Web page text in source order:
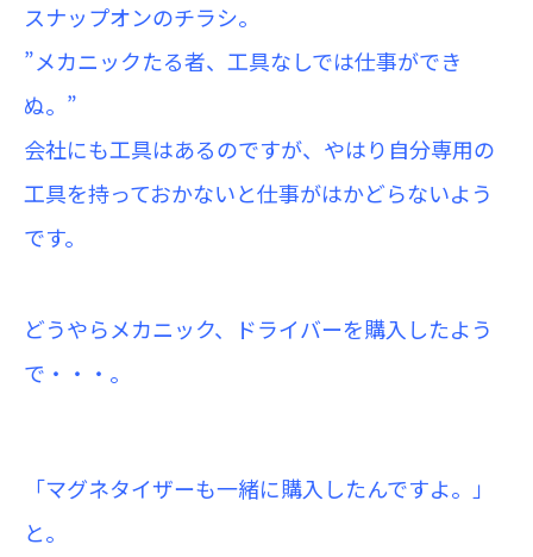
スナップオンのチラシ。
”メカニックたる者、工具なしでは仕事ができ
ぬ。”
会社にも工具はあるのですが、やはり自分専用の
工具を持っておかないと仕事がはかどらないよう
です。
どうやらメカニック、ドライバーを購入したよう
で・・・。
「マグネタイザーも一緒に購入したんですよ。」
と。